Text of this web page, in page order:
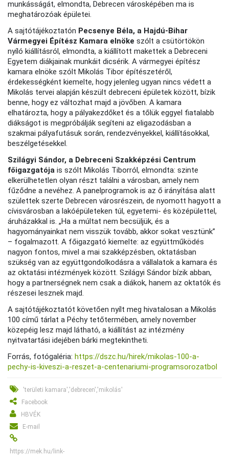
munkásságát, elmondta, Debrecen városképében ma is
meghatározóak épületei.
A sajtótájékoztatón Pecsenye Béla, a Hajdú-Bihar
Vármegyei Építész Kamara elnöke szólt a csütörtökön
nyíló kiállításról, elmondta, a kiállított makettek a Debreceni
Egyetem diákjainak munkáit dicsérik. A vármegyei építész
kamara elnöke szólt Mikolás Tibor építészetéről,
érdekességként kiemelte, hogy jelenleg ugyan nincs védett a
Mikolás tervei alapján készült debreceni épületek között, bízik
benne, hogy ez változhat majd a jövőben. A kamara
elhatározta, hogy a pályakezdőket és a tőlük eggyel fiatalabb
diákságot is megpróbálják segíteni az eligazodásban a
szakmai pályafutásuk során, rendezvényekkel, kiállításokkal,
beszélgetésekkel.
Szilágyi Sándor, a Debreceni Szakképzési Centrum
főigazgatója is szólt Mikolás Tiborról, elmondta: szinte
elkerülhetetlen olyan részt találni a városban, amely nem
fűződne a nevéhez. A panelprogramok is az ő irányítása alatt
születtek szerte Debrecen városrészein, de nyomott hagyott a
cívisvárosban a lakóépületeken túl, egyetemi- és középülettel,
áruházakkal is. „Ha a múltat nem becsüljük, és a
hagyományainkat nem visszük tovább, akkor sokat vesztünk”
– fogalmazott. A főigazgató kiemelte: az együttműködés
nagyon fontos, mivel a mai szakképzésben, oktatásban
szükség van az együttgondolkodásra a vállalatok a kamara és
az oktatási intézmények között. Szilágyi Sándor bízik abban,
hogy a partnerségnek nem csak a diákok, hanem az oktatók és
részesei lesznek majd.
A sajtótájékoztatót követően nyílt meg hivatalosan a Mikolás
100 című tárlat a Péchy tetőtermében, amely november
közepéig lesz majd látható, a kiállítást az intézmény
nyitvatartási idejében bárki megtekintheti.
Forrás, fotógaléria:https://dszc.hu/hirek/mikolas-100-a-
pechy-is-kiveszi-a-reszet-a-centenariumi-programsorozatbol
'területi kamara','debrecen','mikolás'
Facebook
HBVÉK
E-mail
https://mek.hu/link-